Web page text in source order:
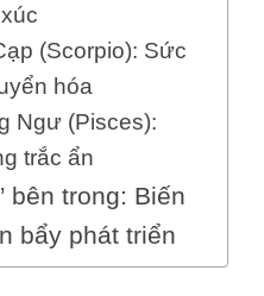
(Scorpio): Sức
hóa
Ngư (Pisces):
trắc ẩn
bên trong: Biến
bẩy phát triển